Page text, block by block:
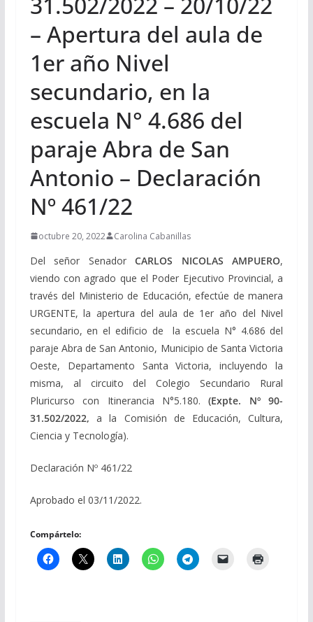
– Apertura del aula de
1er año Nivel
secundario, en la
escuela N° 4.686 del
paraje Abra de San
Antonio – Declaración
Nº 461/22
octubre 20, 2022 Carolina Cabanillas
Del señor SenadorCARLOS NICOLAS AMPUERO,
viendo con agrado que el Poder Ejecutivo Provincial, a
través del Ministerio de Educación, efectúe de manera
URGENTE, la apertura del aula de 1er año del Nivel
secundario, en el edificio de la escuela N° 4.686 del
paraje Abra de San Antonio, Municipio de Santa Victoria
Oeste, Departamento Santa Victoria, incluyendo la
misma, al circuito del Colegio Secundario Rural
Pluricurso con Itinerancia N°5.180.(Expte. Nº 90-
31.502/2022, a la Comisión de Educación, Cultura,
Ciencia y Tecnología).
Declaración Nº 461/22
Aprobado el 03/11/2022.
Compártelo: